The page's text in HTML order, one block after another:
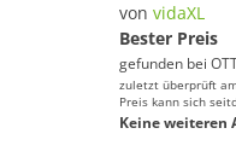
von vidaXL
Bester Preis
gefunden bei
zuletzt überprüft
Preis kann sich
Keine weiteren